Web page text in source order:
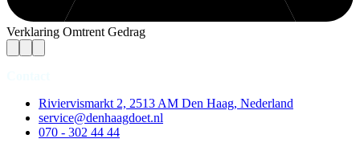
Verklaring Omtrent Gedrag
Riviervismarkt 2, 2513 AM Den Haag, Nederland
service@denhaagdoet.nl
070 - 302 44 44